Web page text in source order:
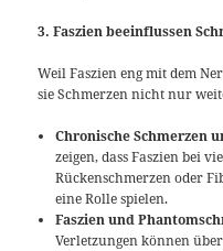
3. Faszien beeinflussen
Weil Faszien eng mit dem
sie Schmerzen nicht nur
Chronische Schmerzen
zeigen, dass Faszien bei
Rückenschmerzen oder
eine Rolle spielen.
Faszien und
Verletzungen können